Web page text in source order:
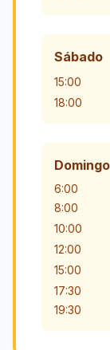
Sábado
15:00
18:00
Domingo
6:00
8:00
10:00
12:00
15:00
17:30
19:30